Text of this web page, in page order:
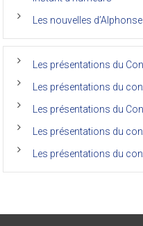
de
de
(Afmed/
vécu
Les nouvelles d’Alphonse
Les présentations du
Les présentations du
Les présentations du
Les présentations du
Les présentations du